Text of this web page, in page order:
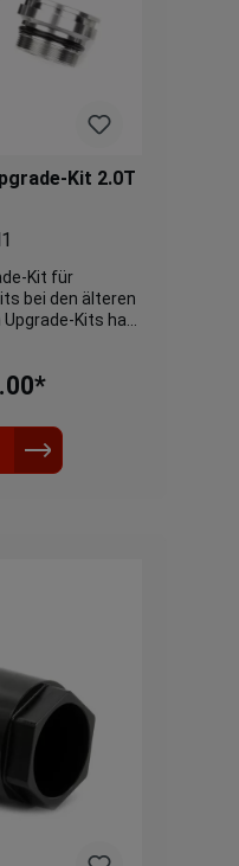
Kit 2.0T
Kit für
bei den älteren
Upgrade-Kits hat
oder
Integrated
und
Kit is passend